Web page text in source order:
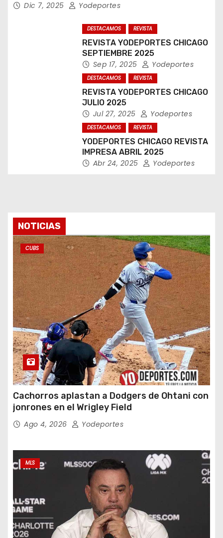
Dic 7, 2025 Yodeportes
DESTACAMOS REVISTA
REVISTA YODEPORTES CHICAGO
SEPTIEMBRE 2025
Sep 17, 2025 Yodeportes
DESTACAMOS REVISTA
REVISTA YODEPORTES CHICAGO
JULIO 2025
Jul 27, 2025 Yodeportes
DESTACAMOS REVISTA
YODEPORTES CHICAGO REVISTA
IMPRESA ABRIL 2025
Abr 24, 2025 Yodeportes
NOTICIAS
CUBS
Cachorros aplastan a Dodgers de Ohtani con
jonrones en el Wrigley Field
Ago 4, 2026 Yodeportes
MLS